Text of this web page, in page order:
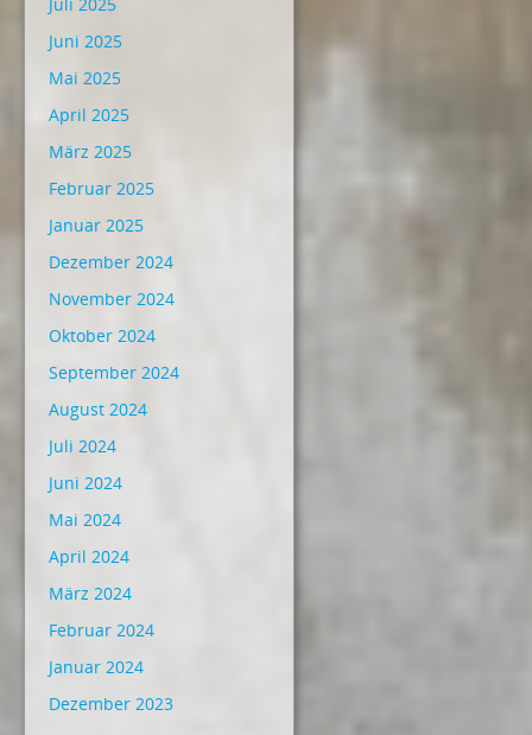
Juni 2025
Mai 2025
April 2025
März 2025
Februar 2025
Januar 2025
Dezember 2024
November 2024
Oktober 2024
September 2024
August 2024
Juli 2024
Juni 2024
Mai 2024
April 2024
März 2024
Februar 2024
Januar 2024
Dezember 2023